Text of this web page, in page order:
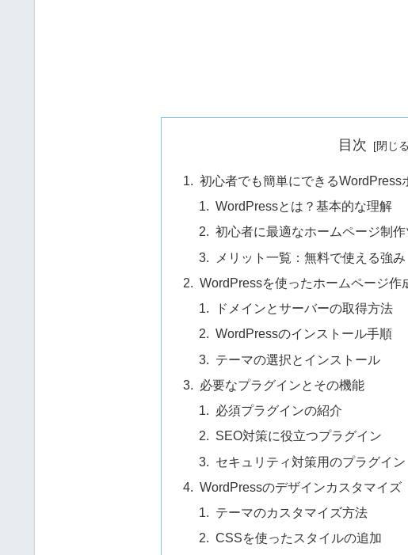
目次
初心者でも簡単にできるWordPress
WordPressとは？基本的な理解
初心者に最適なホームページ制
メリット一覧：無料で使える強み
WordPressを使ったホームページ作
ドメインとサーバーの取得方法
WordPressのインストール手順
テーマの選択とインストール
必要なプラグインとその機能
必須プラグインの紹介
SEO対策に役立つプラグイン
セキュリティ対策用のプラグイン
WordPressのデザインカスタマイズ
テーマのカスタマイズ方法
CSSを使ったスタイルの追加